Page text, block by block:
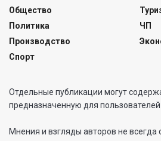
Общество
Политика
Производство
Спорт
ЧП
Отдельные публикации могут
предназначенную для пользователей
Мнения и взгляды авторов не всегда